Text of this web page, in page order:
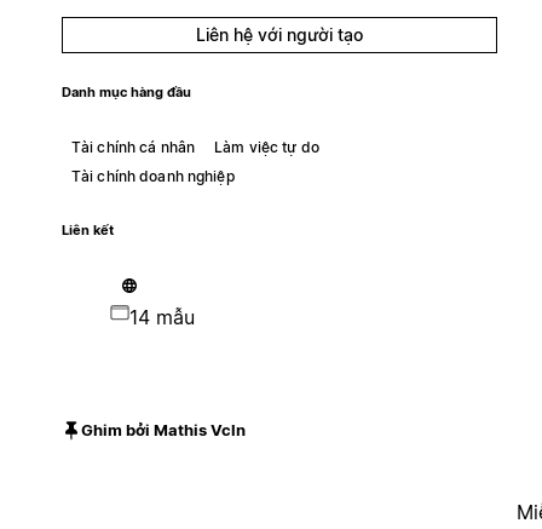
Liên hệ với người tạo
Danh mục hàng đầu
Tài chính cá nhân
Làm việc tự do
Tài chính doanh nghiệp
Liên kết
14 mẫu
Ghim bởi Mathis Vcln